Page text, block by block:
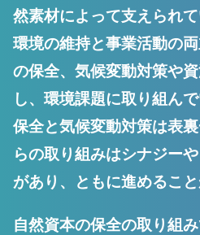
然素材によって支えられ
環境の維持と事業活動の
の保全、気候変動対策や
し、環境課題に取り組ん
保全と気候変動対策は表
らの取り組みはシナジー
があり、ともに進めること
自然資本の保全の取り組